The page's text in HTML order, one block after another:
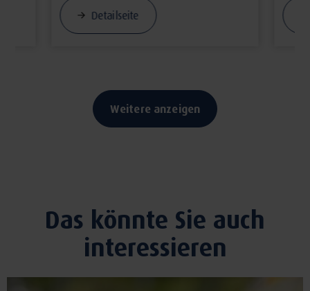
Detailseite
Weitere anzeigen
Das könnte Sie auch
interessieren